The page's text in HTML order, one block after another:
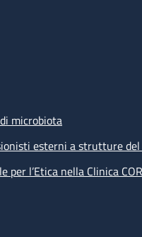
microbiota
esterni a strutture
per l’Etica nella Clinica